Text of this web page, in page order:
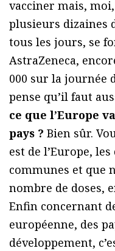
vacciner mais,
plusieurs dizaines
tous les jours, se
AstraZeneca,
000 sur la journée
pense qu’il faut
ce que l’Europe
pays ? Bien sûr.
est de l’Europe,
communes et que
nombre de doses,
Enfin concernant
européenne, des
développement,